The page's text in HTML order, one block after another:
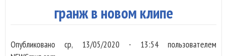
гранж в новом клипе
Опубликованоср, 13/05/2020 - 13:54пользователем